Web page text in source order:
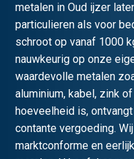
metalen in Oud ijzer
particulieren als voor
schroot op vanaf 1000
nauwkeurig op onze
waardevolle metalen
aluminium, kabel, zink
hoeveelheid is,
contante vergoeding.
marktconforme en